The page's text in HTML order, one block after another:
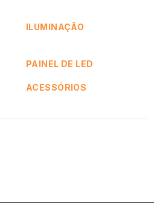
ILUMINAÇÃO
PAINEL DE LED
ACESSÓRIOS